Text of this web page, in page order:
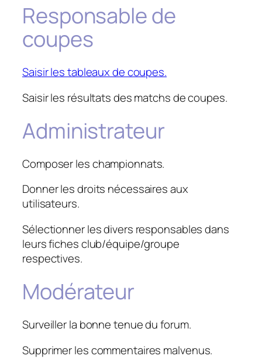
Responsable de
coupes
Saisir les tableaux de coupes.
Saisir les résultats des matchs de coupes.
Administrateur
Composer les championnats.
Donner les droits nécessaires aux
utilisateurs.
Sélectionner les divers responsables dans
leurs fiches club/équipe/groupe
respectives.
Modérateur
Surveiller la bonne tenue du forum.
Supprimer les commentaires malvenus.